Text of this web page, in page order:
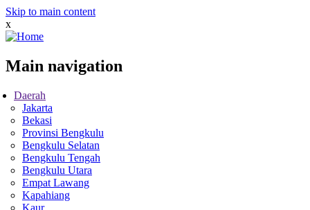
Skip to main content
x
Main navigation
Daerah
Jakarta
Bekasi
Provinsi Bengkulu
Bengkulu Selatan
Bengkulu Tengah
Bengkulu Utara
Empat Lawang
Kapahiang
Kaur